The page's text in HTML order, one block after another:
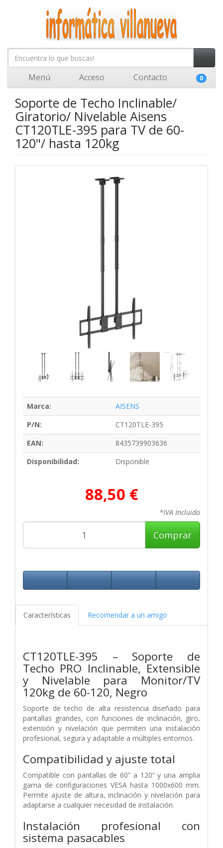
Menú Acceso Contacto 0
Soporte de Techo Inclinable/
Giratorio/ Nivelable Aisens
CT120TLE-395 para TV de 60-
120"/ hasta 120kg
Marca:
AISENS
P/N:
CT120TLE-395
EAN:
8435739903636
Disponibilidad:
Disponible
88,50 €
*IVA Incluido
Comprar
Características Recomendar a un amigo
CT120TLE-395 – Soporte de
Techo PRO Inclinable, Extensible
y Nivelable para Monitor/TV
120kg de 60-120, Negro
Soporte de techo de alta resistencia diseñado para
pantallas grandes, con funciones de inclinación, giro,
extensión y nivelación que permiten una instalación
profesional, segura y adaptable a múltiples entornos.
Compatibilidad y ajuste total
Compatible con pantallas de 60” a 120” y una amplia
gama de configuraciones VESA hasta 1000x600 mm.
Permite ajuste de altura, inclinación y nivelación para
adaptarse a cualquier necesidad de instalación.
Instalación profesional con
sistema pasacables